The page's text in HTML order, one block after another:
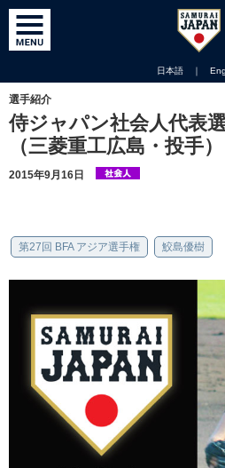
日本語 ｜
選手紹介
侍ジャパン社会人代表
（三菱重工広島・投手）
2015年9月16日
第27回 BFA アジア選手権 鮫島優樹